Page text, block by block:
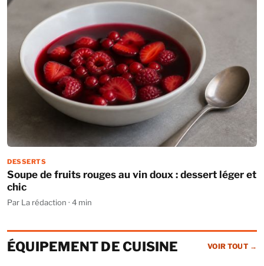
DESSERTS
Soupe de fruits rouges au vin doux : dessert léger et
chic
Par La rédaction · 4 min
ÉQUIPEMENT DE CUISINE VOIR TOUT →